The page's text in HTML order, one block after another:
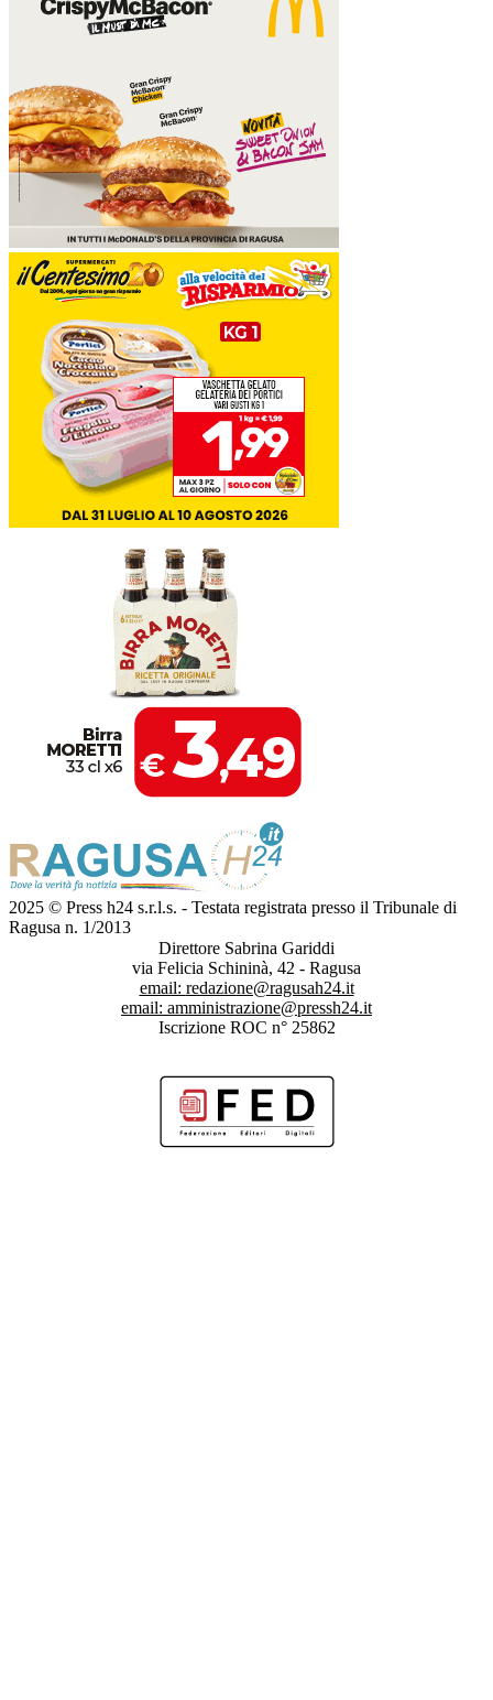
2025 © Press h24 s.r.l.s. - Testata registrata presso il Tribunale di
Ragusa n. 1/2013
Direttore Sabrina Gariddi
via Felicia Schininà, 42 - Ragusa
email: redazione@ragusah24.it
email: amministrazione@pressh24.it
Iscrizione ROC n° 25862